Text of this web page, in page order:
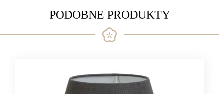
PODOBNE PRODUKTY